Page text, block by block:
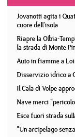
Jovanotti agita i
cuore dell'isola
Riapre la Olbia-
la strada di Monte
Auto in fiamme a
Disservizio idrico a
Il Cala di Volpe
Nave merci
Esce fuori strada
"Un arcipelago